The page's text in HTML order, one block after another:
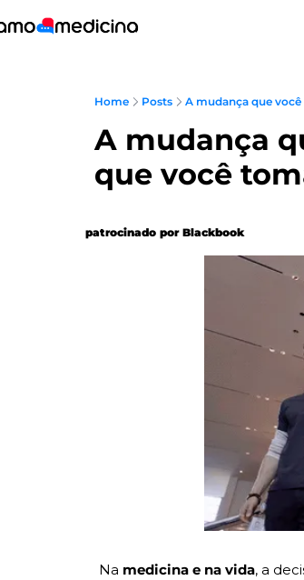
Home Posts A mudança que
A mudança
que você
patrocinado por Blackbook
Na medicina e na vida, a